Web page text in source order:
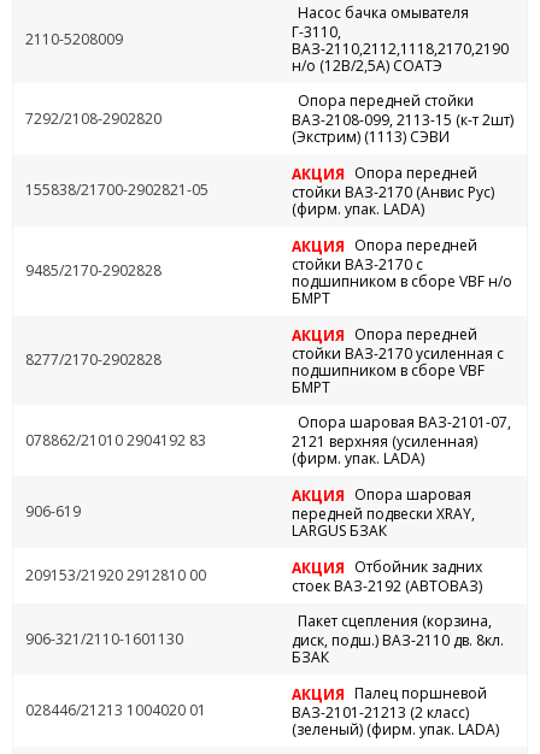
2110-5208009
Насос бачка омывателя
Г-3110,
ВАЗ-2110,2112,1118,2170,2190
н/о (12В/2,5А) СОАТЭ
7292/2108-2902820
Опора передней стойки
ВАЗ-2108-099, 2113-15 (к-т 2шт)
(Экстрим) (1113) СЭВИ
155838/21700-2902821-05
АКЦИЯ Опора передней
стойки ВАЗ-2170 (Анвис Рус)
(фирм. упак. LADA)
9485/2170-2902828
АКЦИЯ Опора передней
стойки ВАЗ-2170 с
подшипником в сборе VBF н/о
БМРТ
8277/2170-2902828
АКЦИЯ Опора передней
стойки ВАЗ-2170 усиленная с
подшипником в сборе VBF
БМРТ
078862/21010 2904192 83
Опора шаровая ВАЗ-2101-07,
2121 верхняя (усиленная)
(фирм. упак. LADA)
906-619
АКЦИЯ Опора шаровая
передней подвески XRAY,
LARGUS БЗАК
209153/21920 2912810 00 АКЦИЯ Отбойник задних
стоек ВАЗ-2192 (АВТОВАЗ)
906-321/2110-1601130
Пакет сцепления (корзина,
диск, подш.) ВАЗ-2110 дв. 8кл.
БЗАК
028446/21213 1004020 01
АКЦИЯ Палец поршневой
ВАЗ-2101-21213 (2 класс)
(зеленый) (фирм. упак. LADA)